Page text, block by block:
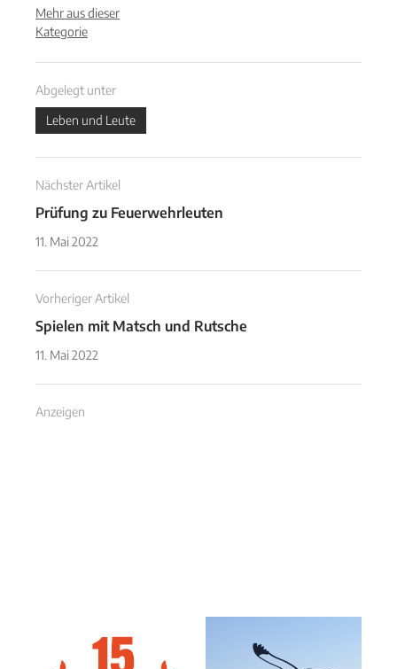
Mehr aus dieser
Kategorie
Abgelegt unter
Leben und Leute
Nächster Artikel
Prüfung zu Feuerwehrleuten
11. Mai 2022
Vorheriger Artikel
Spielen mit Matsch und Rutsche
11. Mai 2022
Anzeigen